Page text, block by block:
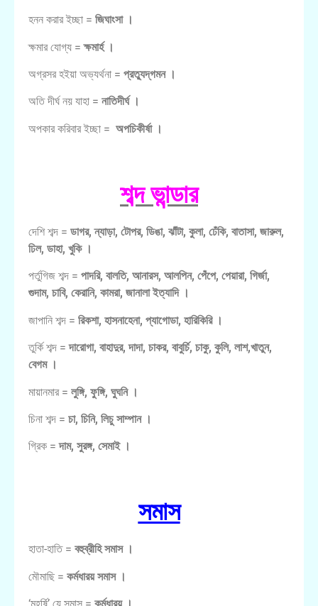
হনন করার ইচ্ছা = জিঘাংসা ।
ক্ষমার যোগ্য =ক্ষমার্হ ।
অগ্রসর হইয়া অভ্যর্থনা = প্রত্যুদ্‌গমন ।
অতি দীর্ঘ নয় যাহা = নাতিদীর্ঘ ।
অপকার করিবার ইচ্ছা = অপচিকীর্ষা ।
শব্দ ভান্ডার
দেশি শব্দ = ডাগর, ন্যাড়া, টোপর, ডিঙা, ঝাঁটা, কুলা, ঢেঁকি, বাতাসা, জারুল,
ঢিল, ডাহা, খুকি ।
পর্তুগিজ শব্দ = পাদরি, বালতি, আনারস, আলপিন, পেঁপে, পেয়ারা, গির্জা,
গুদাম, চাবি, কেরানি, কামরা, জানালা ইত্যাদি ।
জাপানি শব্দ = রিকশা, হাসনাহেনা, প্যাগোডা, হারিকিরি ।
তুর্কি শব্দ =দারোগা, বাহাদুর, দাদা, চাকর, বাবুর্চি, চাকু, কুলি, লাশ,খাতুন,
বেগম ।
মায়ানমার = লুঙ্গি, ফুঙ্গি, ঘুঘনি ।
চিনা শব্দ = চা, চিনি, লিচু সাম্পান ।
গ্রিক =দাম, সুরঙ্গ, সেমাই ।
সমাস
হাতা-হাতি = বহুব্রীহি সমাস ।
মৌমাছি = কর্মধারয় সমাস ।